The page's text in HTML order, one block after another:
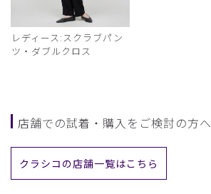
レディース:スクラブパン
ツ・ダブルクロス
店舗での試着・購入をご検討の方へ
クラシコの店舗一覧はこちら